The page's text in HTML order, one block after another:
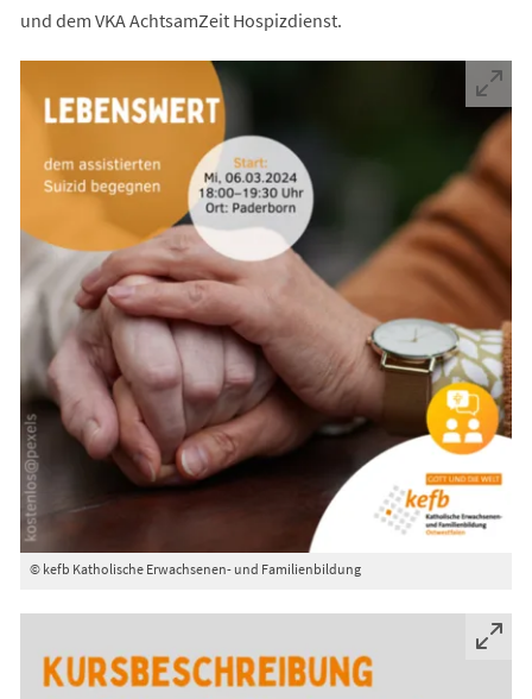
und dem VKA AchtsamZeit Hospizdienst.
© kefb Katholische Erwachsenen- und Familienbildung